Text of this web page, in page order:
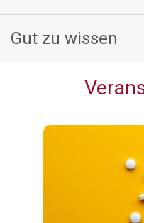
Gut zu wissen